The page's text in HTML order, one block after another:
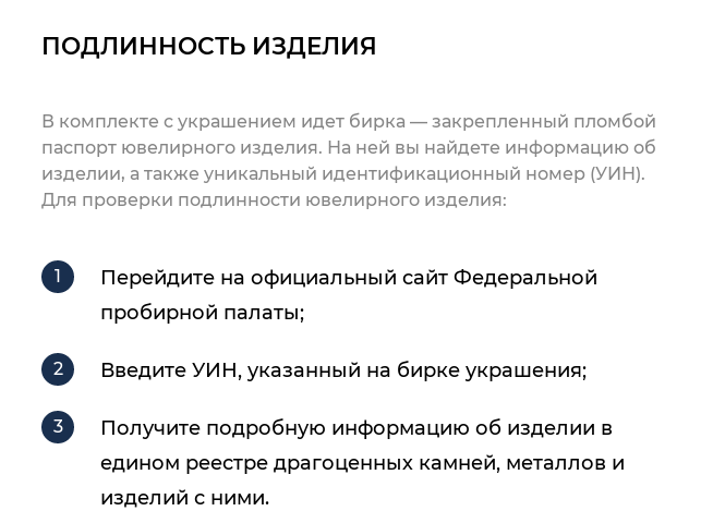
ПОДЛИННОСТЬ ИЗДЕЛИЯ
В комплекте с украшением идет бирка — закрепленный пломбой
паспорт ювелирного изделия. На ней вы найдете информацию об
изделии, а также уникальный идентификационный номер (УИН).
Для проверки подлинности ювелирного изделия:
Перейдите на официальный сайт Федеральной
пробирной палаты;
Введите УИН, указанный на бирке украшения;
Получите подробную информацию об изделии в
едином реестре драгоценных камней, металлов и
изделий с ними.